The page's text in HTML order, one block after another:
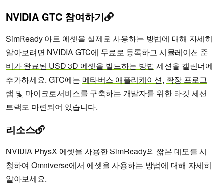
NVIDIA GTC 참여하기
SimReady 아트 에셋을 실제로 사용하는 방법에 대해 자세히
알아보려면 NVIDIA GTC에 무료로 등록하고 시뮬레이션 준
비가 완료된 USD 3D 에셋을 빌드하는 방법 세션을 캘린더에
추가하세요. GTC에는 메타버스 애플리케이션, 확장 프로그
램 및 마이크로서비스를 구축하는 개발자를 위한 타깃 세션
트랙도 마련되어 있습니다.
리소스
NVIDIA PhysX 에셋을 사용한 SimReady의 짧은 데모를 시
청하여 Omniverse에서 에셋을 사용하는 방법에 대해 자세히
알아보세요.